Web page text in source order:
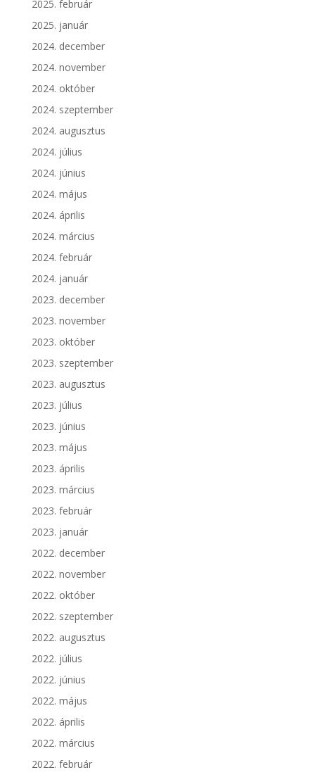
2025. február
2025. január
2024. december
2024. november
2024. október
2024. szeptember
2024. augusztus
2024. július
2024. június
2024. május
2024. április
2024. március
2024. február
2024. január
2023. december
2023. november
2023. október
2023. szeptember
2023. augusztus
2023. július
2023. június
2023. május
2023. április
2023. március
2023. február
2023. január
2022. december
2022. november
2022. október
2022. szeptember
2022. augusztus
2022. július
2022. június
2022. május
2022. április
2022. március
2022. február